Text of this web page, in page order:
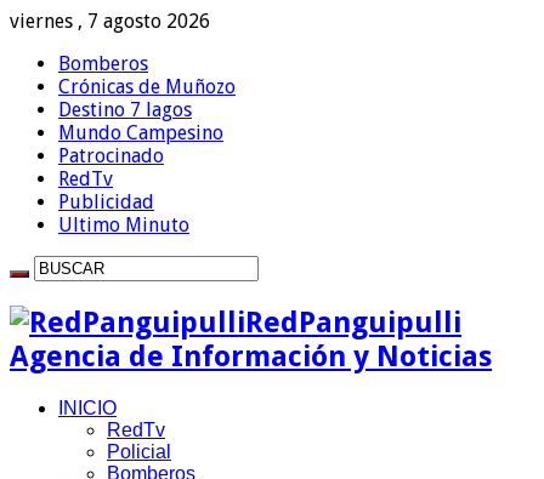
viernes , 7 agosto 2026
Bomberos
Crónicas de Muñozo
Destino 7 lagos
Mundo Campesino
Patrocinado
RedTv
Publicidad
Ultimo Minuto
RedPanguipulli
Agencia de Información y Noticias
INICIO
RedTv
Policial
Bomberos